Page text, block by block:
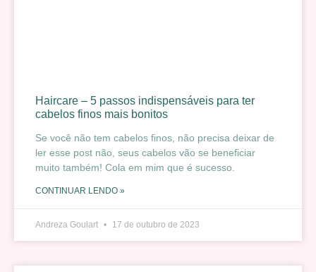
Haircare – 5 passos indispensáveis para ter
cabelos finos mais bonitos
Se você não tem cabelos finos, não precisa deixar de
ler esse post não, seus cabelos vão se beneficiar
muito também! Cola em mim que é sucesso.
CONTINUAR LENDO »
Andreza Goulart 17 de outubro de 2023